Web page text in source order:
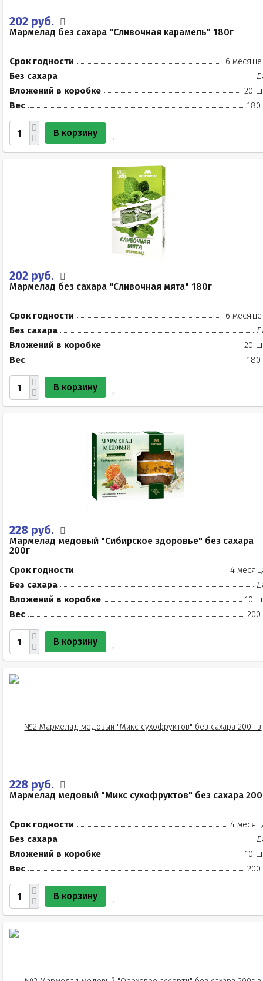
202 руб.
Мармелад без сахара "Сливочная карамель" 180г
Срок годности
6
Без сахара
Вложений в коробке
20
Вес
180
В корзину
202 руб.
Мармелад без сахара "Сливочная мята" 180г
Срок годности
6
Без сахара
Вложений в коробке
20
Вес
180
В корзину
228 руб.
Мармелад медовый "Сибирское здоровье" без сахара
200г
Срок годности
4
Без сахара
Вложений в коробке
10
Вес
200
В корзину
228 руб.
Мармелад медовый "Микс сухофруктов" без сахара
Срок годности
4
Без сахара
Вложений в коробке
10
Вес
200
В корзину